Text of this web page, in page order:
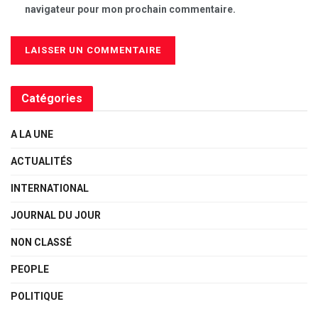
navigateur pour mon prochain commentaire.
Catégories
A LA UNE
ACTUALITÉS
INTERNATIONAL
JOURNAL DU JOUR
NON CLASSÉ
PEOPLE
POLITIQUE